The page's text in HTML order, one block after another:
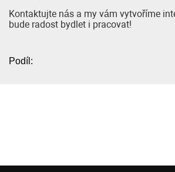
Kontaktujte nás a my vám vytvoříme
bude radost bydlet i pracovat!
Podíl: